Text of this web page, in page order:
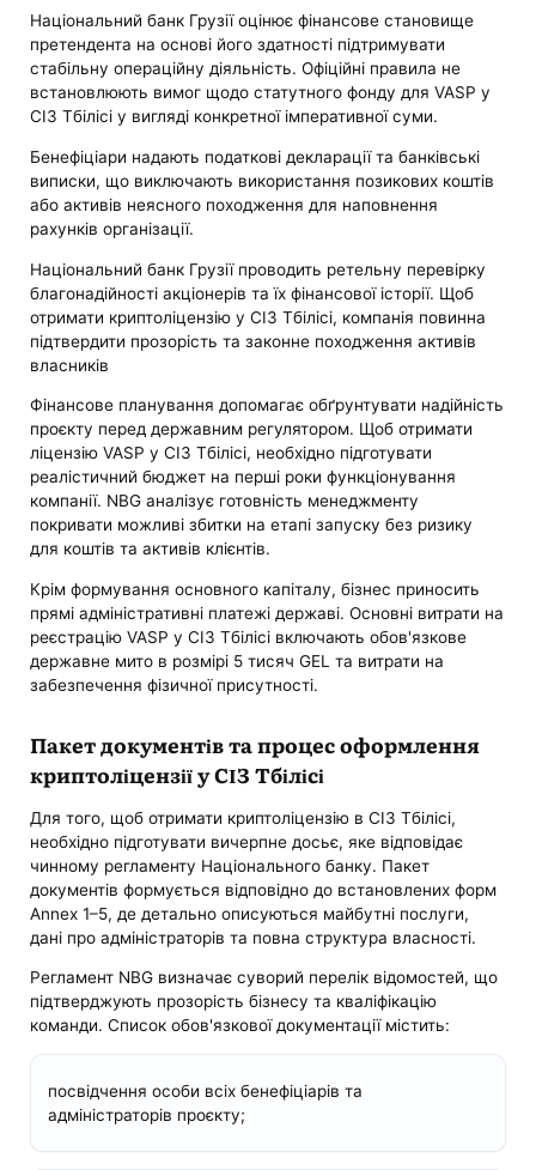
Національний банк Грузії оцінює фінансове становище
претендента на основі його здатності підтримувати
стабільну операційну діяльність. Офіційні правила не
встановлюють вимог щодо статутного фонду для VASP у
СІЗ Тбілісі у вигляді конкретної імперативної суми.
Бенефіціари надають податкові декларації та банківські
виписки, що виключають використання позикових коштів
або активів неясного походження для наповнення
рахунків організації.
Національний банк Грузії проводить ретельну перевірку
благонадійності акціонерів та їх фінансової історії. Щоб
отримати криптоліцензію у СІЗ Тбілісі, компанія повинна
підтвердити прозорість та законне походження активів
власників
Фінансове планування допомагає обґрунтувати надійність
проєкту перед державним регулятором. Щоб отримати
ліцензію VASP у СІЗ Тбілісі, необхідно підготувати
реалістичний бюджет на перші роки функціонування
компанії. NBG аналізує готовність менеджменту
покривати можливі збитки на етапі запуску без ризику
для коштів та активів клієнтів.
Крім формування основного капіталу, бізнес приносить
прямі адміністративні платежі державі. Основні витрати на
реєстрацію VASP у СІЗ Тбілісі включають обов'язкове
державне мито в розмірі 5 тисяч GEL та витрати на
забезпечення фізичної присутності.
Пакет документів та процес оформлення
криптоліцензії у СІЗ Тбілісі
Для того, щоб отримати криптоліцензію в СІЗ Тбілісі,
необхідно підготувати вичерпне досьє, яке відповідає
чинному регламенту Національного банку. Пакет
документів формується відповідно до встановлених форм
Annex 1–5, де детально описуються майбутні послуги,
дані про адміністраторів та повна структура власності.
Регламент NBG визначає суворий перелік відомостей, що
підтверджують прозорість бізнесу та кваліфікацію
команди. Список обов'язкової документації містить:
посвідчення особи всіх бенефіціарів та
адміністраторів проєкту;